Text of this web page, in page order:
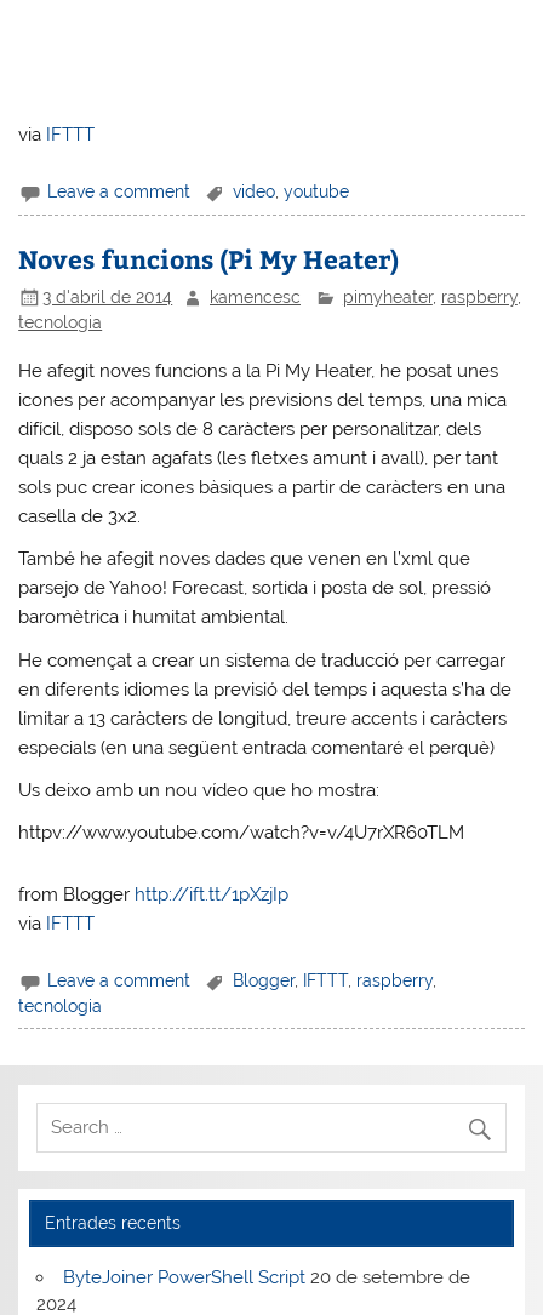
via IFTTT
Leave a comment video ,youtube
Noves funcions (Pi My Heater)
3 d'abril de 2014 kamencesc pimyheater, raspberry,
tecnologia
He afegit noves funcions a la Pi My Heater, he posat unes
icones per acompanyar les previsions del temps, una mica
difícil, disposo sols de 8 caràcters per personalitzar, dels
quals 2 ja estan agafats (les fletxes amunt i avall), per tant
sols puc crear icones bàsiques a partir de caràcters en una
casella de 3x2.
També he afegit noves dades que venen en l’xml que
parsejo de Yahoo! Forecast, sortida i posta de sol, pressió
baromètrica i humitat ambiental.
He començat a crear un sistema de traducció per carregar
en diferents idiomes la previsió del temps i aquesta s’ha de
limitar a 13 caràcters de longitud, treure accents i caràcters
especials (en una següent entrada comentaré el perquè)
Us deixo amb un nou vídeo que ho mostra:
httpv://www.youtube.com/watch?v=v/4U7rXR60TLM
from Blogger http://ift.tt/1pXzjIp
via IFTTT
Leave a comment Blogger, IFTTT, raspberry,
tecnologia
Entrades recents
ByteJoiner PowerShell Script 20 de setembre de
2024